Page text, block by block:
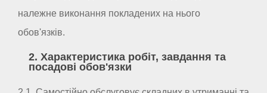
належне виконання покладених на нього
обов'язків.
2. Характеристика робіт, завдання та
посадові обов'язки